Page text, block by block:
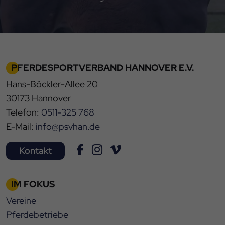
PFERDESPORTVERBAND HANNOVER E.V.
Hans-Böckler-Allee 20
30173 Hannover
Telefon: 0511-325 768
E-Mail: info@psvhan.de
Kontakt
IM FOKUS
Vereine
Pferdebetriebe